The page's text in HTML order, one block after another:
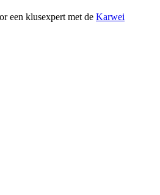
een klusexpert met de Karwei